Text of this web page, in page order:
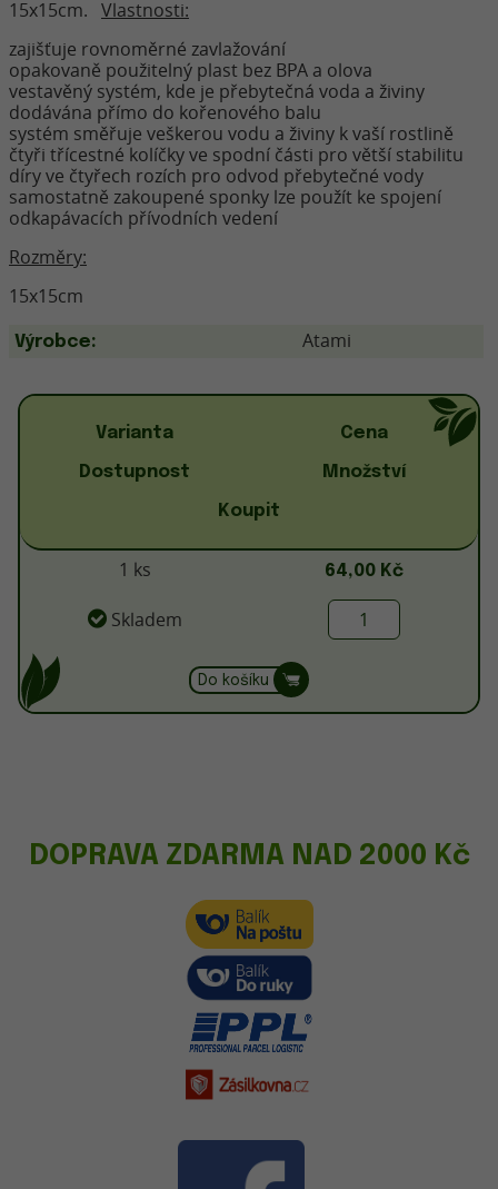
15x15cm. Vlastnosti:
zajišťuje rovnoměrné zavlažování
opakovaně použitelný plast bez BPA a olova
vestavěný systém, kde je přebytečná voda a živiny
dodávána přímo do kořenového balu
systém směřuje veškerou vodu a živiny k vaší rostlině
čtyři třícestné kolíčky ve spodní části pro větší stabilitu
díry ve čtyřech rozích pro odvod přebytečné vody
samostatně zakoupené sponky lze použít ke spojení
odkapávacích přívodních vedení
Rozměry:
15x15cm
Výrobce: Atami
Varianta Cena
Dostupnost Množství
Koupit
1 ks 64,00 Kč
Skladem
Do košíku
DOPRAVA ZDARMA NAD 2000 Kč